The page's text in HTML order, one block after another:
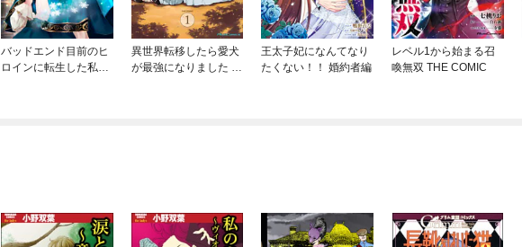
バッドエンド目前のヒ
ロインに転生した私、
異世界転移したら愛犬
が最強になりました ～
王太子妃になんてなり
たくない！！ 婚約者編
レベル1から始まる召
喚無双 THE COMIC